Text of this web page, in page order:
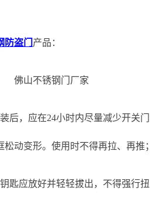
防盗门 产品：
后，应在24小时内尽量减少开关门
动变形。使用时不得再拉、再推；
匙应放好并轻轻拔出，不得强行扭